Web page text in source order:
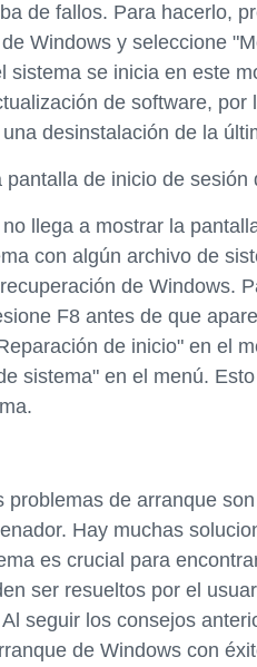
de fallos. Para hacerlo,
Windows y seleccione
sistema se inicia en este
de software,
desinstalación de la
pantalla de inicio de
llega a mostrar la
con algún archivo de
de Windows.
F8 antes de que
de inicio" en el
sistema" en el menú.
problemas de arranque
Hay muchas
es crucial para
ser resueltos por el
seguir los consejos
de Windows con